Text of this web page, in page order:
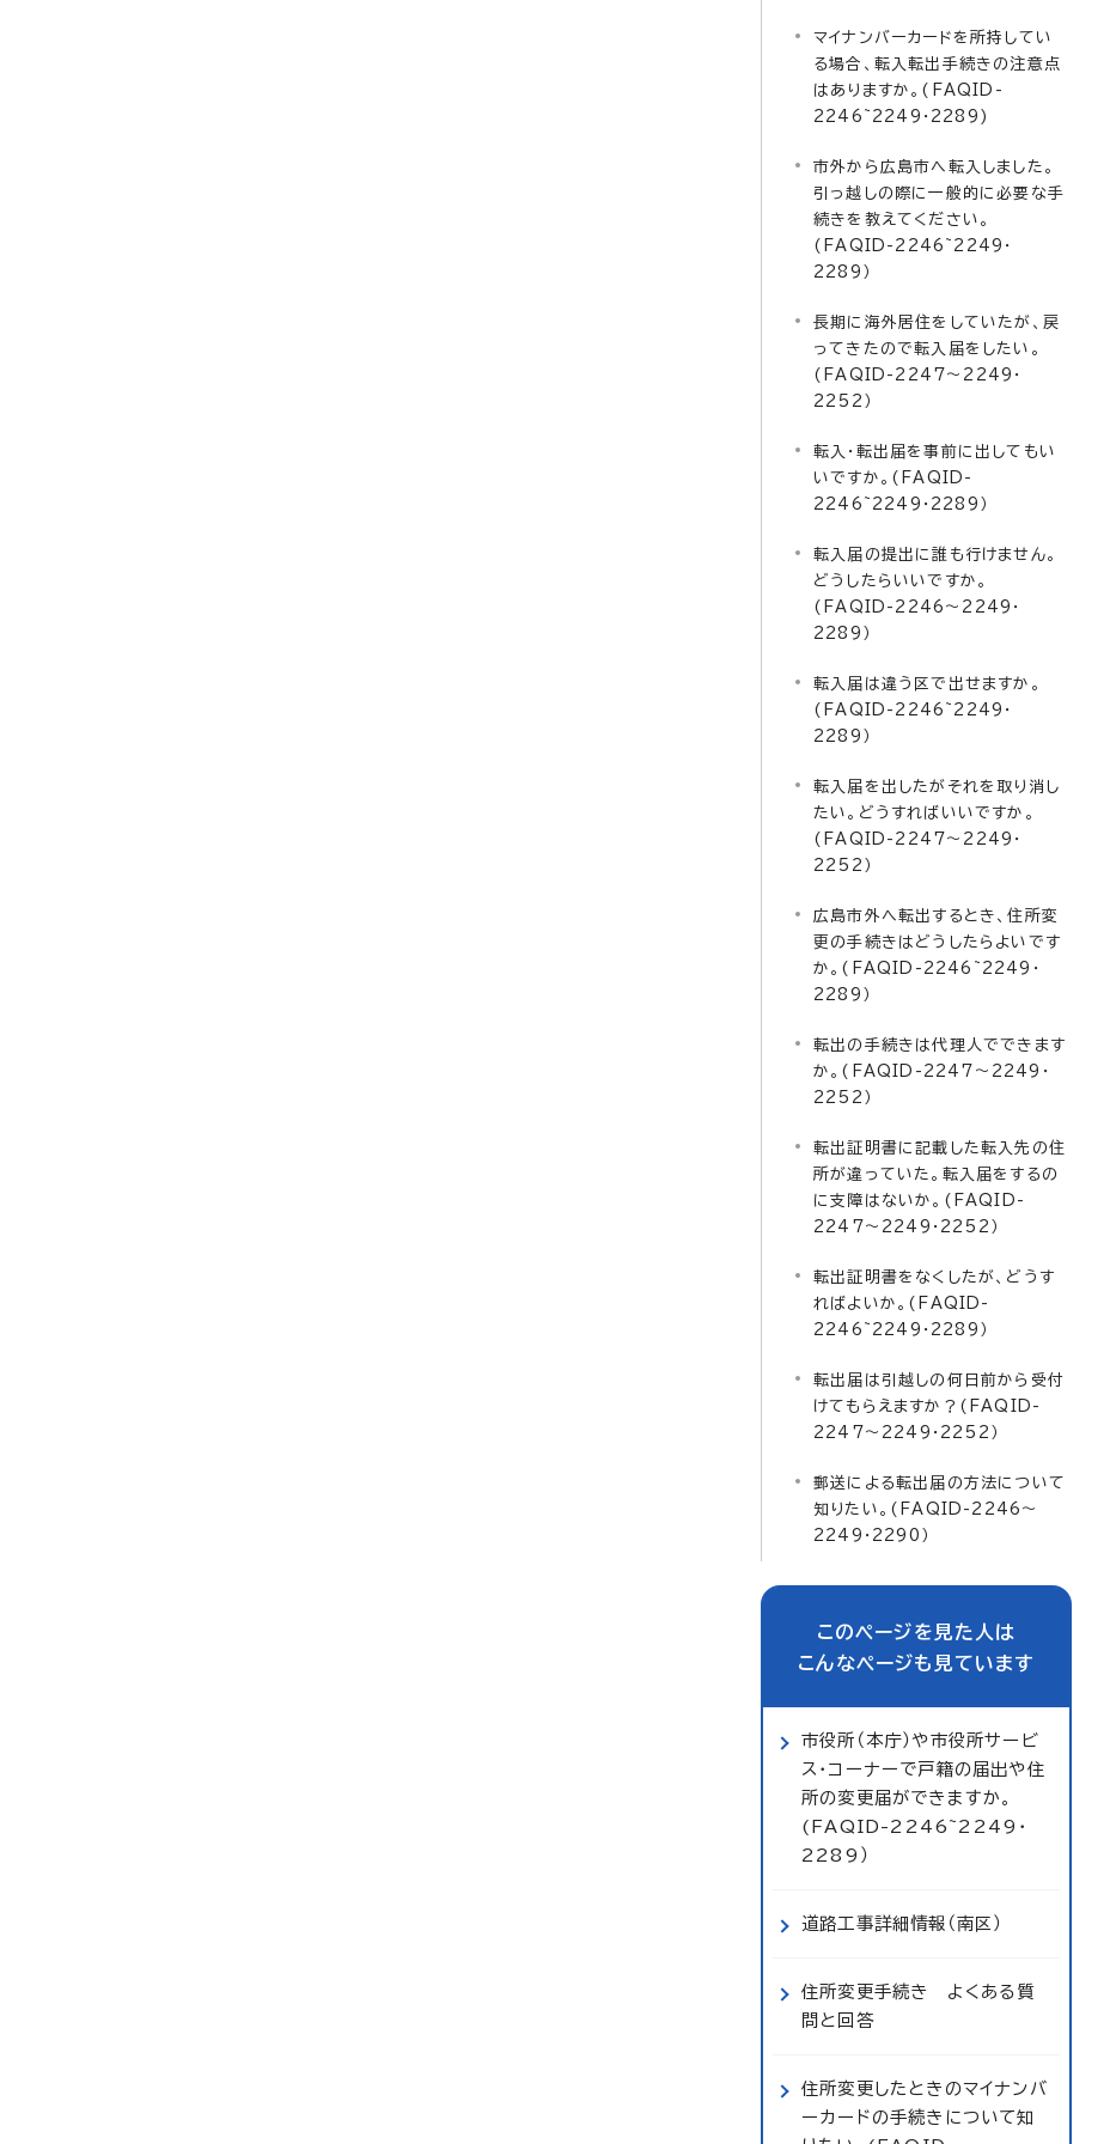
マイナンバーカードを所持してい
る場合、転入転出手続きの注意点
はありますか。(FAQID-
2246~2249・2289)
市外から広島市へ転入しました。
引っ越しの際に一般的に必要な手
続きを教えてください。
(FAQID-2246~2249・
2289）
長期に海外居住をしていたが、戻
ってきたので転入届をしたい。
(FAQID-2247～2249・
2252）
転入・転出届を事前に出してもい
いですか。(FAQID-
2246~2249・2289）
転入届の提出に誰も行けません。
どうしたらいいですか。
(FAQID-2246～2249・
2289）
転入届は違う区で出せますか。
(FAQID-2246~2249・
2289）
転入届を出したがそれを取り消し
たい。どうすればいいですか。
(FAQID-2247～2249・
2252）
広島市外へ転出するとき、住所変
更の手続きはどうしたらよいです
か。(FAQID-2246~2249・
2289）
転出の手続きは代理人でできます
か。(FAQID-2247～2249・
2252）
転出証明書に記載した転入先の住
所が違っていた。転入届をするの
に支障はないか。(FAQID-
2247～2249・2252）
転出証明書をなくしたが、どうす
ればよいか。(FAQID-
2246~2249・2289）
転出届は引越しの何日前から受付
けてもらえますか？(FAQID-
2247～2249・2252）
郵送による転出届の方法について
知りたい。(FAQID-2246～
2249・2290）
このページを見た人は
こんなページも見ています
市役所（本庁）や市役所サービ
ス・コーナーで戸籍の届出や住
所の変更届ができますか。
(FAQID-2246~2249・
2289）
道路工事詳細情報（南区）
住所変更手続き よくある質
問と回答
住所変更したときのマイナンバ
ーカードの手続きについて知